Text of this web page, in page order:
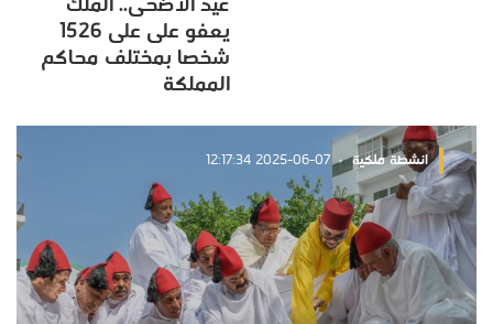
يعفو على على 1526
شخصا بمختلف محاكم
المملكة
انشطة ملكية 2025-06-07 12:17:34